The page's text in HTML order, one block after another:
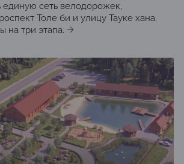
единую сеть велодорожек,
Толе би и улицу Тауке хана.
на три этапа.